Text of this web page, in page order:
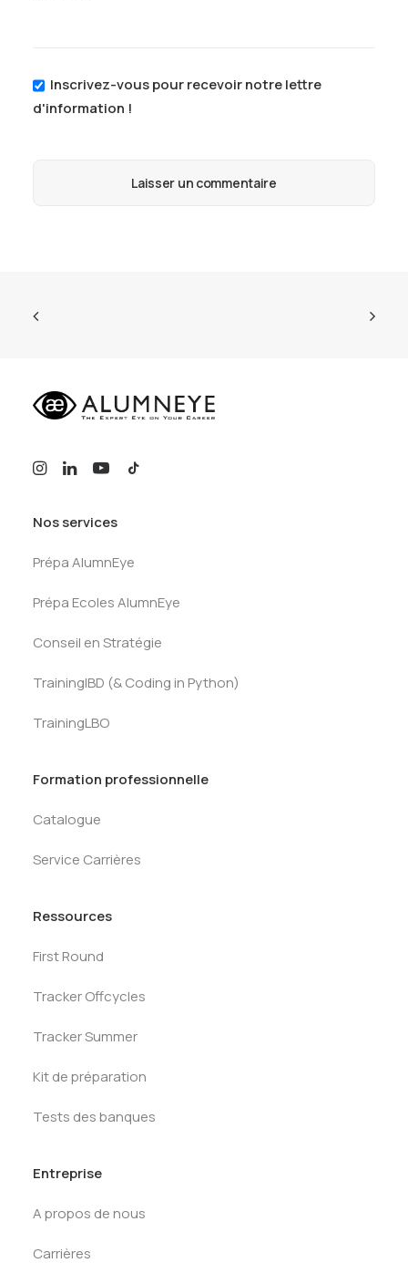
Inscrivez-vous pour recevoir notre lettre
d'information !
Nos services
Prépa AlumnEye
Prépa Ecoles AlumnEye
Conseil en Stratégie
TrainingIBD (& Coding in Python)
TrainingLBO
Formation professionnelle
Catalogue
Service Carrières
Ressources
First Round
Tracker Offcycles
Tracker Summer
Kit de préparation
Tests des banques
Entreprise
A propos de nous
Carrières